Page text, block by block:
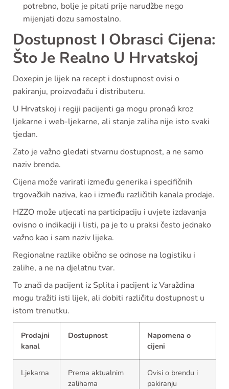
potrebno, bolje je pitati prije narudžbe nego
mijenjati dozu samostalno.
Dostupnost I Obrasci Cijena:
Što Je Realno U Hrvatskoj
Doxepin je lijek na recept i dostupnost ovisi o
pakiranju, proizvođaču i distributeru.
U Hrvatskoj i regiji pacijenti ga mogu pronaći kroz
ljekarne i web-ljekarne, ali stanje zaliha nije isto svaki
tjedan.
Zato je važno gledati stvarnu dostupnost, a ne samo
naziv brenda.
Cijena može varirati između generika i specifičnih
trgovačkih naziva, kao i između različitih kanala prodaje.
HZZO može utjecati na participaciju i uvjete izdavanja
ovisno o indikaciji i listi, pa je to u praksi često jednako
važno kao i sam naziv lijeka.
Regionalne razlike obično se odnose na logistiku i
zalihe, a ne na djelatnu tvar.
To znači da pacijent iz Splita i pacijent iz Varaždina
mogu tražiti isti lijek, ali dobiti različitu dostupnost u
istom trenutku.
Prodajni
kanal
Dostupnost
Napomena o
cijeni
Ljekarna
Prema aktualnim
zalihama
Ovisi o brendu i
pakiranju